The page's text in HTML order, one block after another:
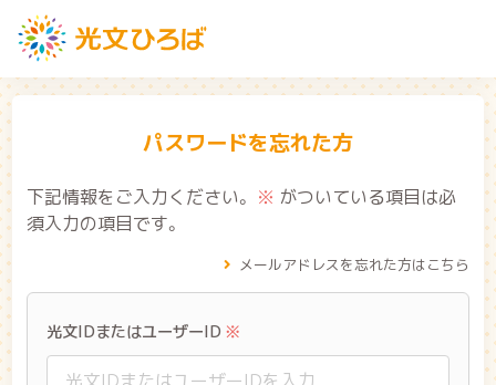
パスワードを忘れた方
下記情報をご入力ください。 ※ がついている項目は必
須入力の項目です。
メールアドレスを忘れた方はこちら
光文IDまたはユーザーID ※